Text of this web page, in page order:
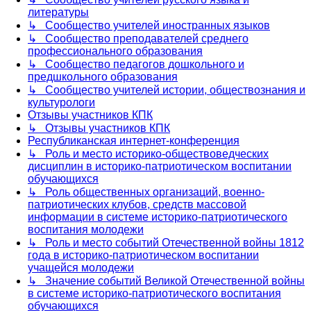
литературы
↳ Сообщество учителей иностранных языков
↳ Сообщество преподавателей среднего
профессионального образования
↳ Сообщество педагогов дошкольного и
предшкольного образования
↳ Сообщество учителей истории, обществознания и
культурологи
Отзывы участников КПК
↳ Отзывы участников КПК
Республиканская интернет-конференция
↳ Роль и место историко-обществоведческих
дисциплин в историко-патриотическом воспитании
обучающихся
↳ Роль общественных организаций, военно-
патриотических клубов, средств массовой
информации в системе историко-патриотического
воспитания молодежи
↳ Роль и место событий Отечественной войны 1812
года в историко-патриотическом воспитании
учащейся молодежи
↳ Значение событий Великой Отечественной войны
в системе историко-патриотического воспитания
обучающихся